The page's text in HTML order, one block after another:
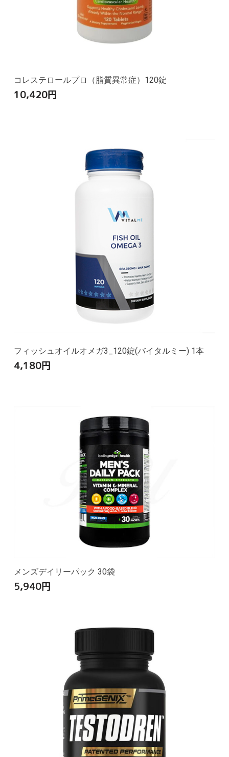
コレステロールプロ（脂質異常症）120錠
10,420円
フィッシュオイルオメガ3_120錠(バイタルミー) 1本
4,180円
メンズデイリーパック 30袋
5,940円